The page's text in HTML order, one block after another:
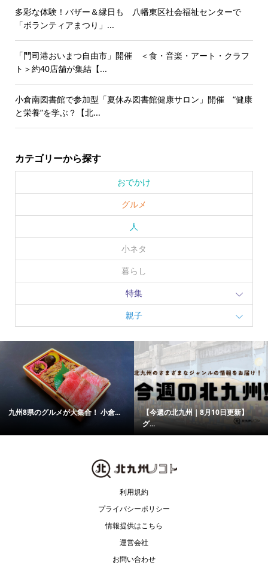
多彩な体験！バザー＆縁日も 八幡東区社会福祉センターで
「ボランティアまつり」...
「門司港おいまつ自由市」開催 ＜食・音楽・アート・クラフ
ト＞約40店舗が集結【...
小倉南図書館で参加型「夏休み図書館健康サロン」開催 “健康
と栄養”を学ぶ？【北...
カテゴリーから探す
おでかけ
グルメ
人
小ネタ
暮らし
特集
親子
九州8県のグルメが大集合！ 小倉...
【今週の北九州｜8月10日更新】
グ...
利用規約
プライバシーポリシー
情報提供はこちら
運営会社
お問い合わせ